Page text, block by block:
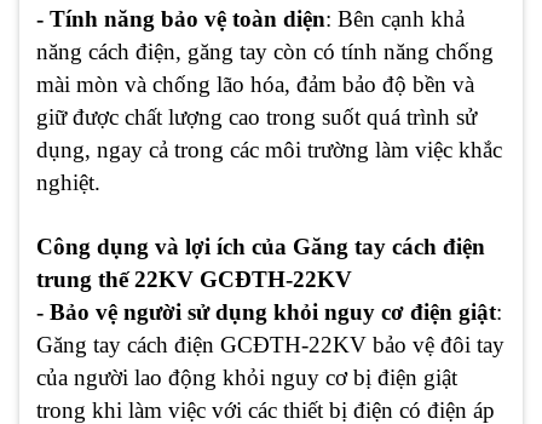
- Tính năng bảo vệ toàn diện: Bên cạnh khả
năng cách điện, găng tay còn có tính năng chống
mài mòn và chống lão hóa, đảm bảo độ bền và
giữ được chất lượng cao trong suốt quá trình sử
dụng, ngay cả trong các môi trường làm việc khắc
nghiệt.
Công dụng và lợi ích của Găng tay cách điện
trung thế 22KV GCĐTH-22KV
- Bảo vệ người sử dụng khỏi nguy cơ điện giật:
Găng tay cách điện GCĐTH-22KV bảo vệ đôi tay
của người lao động khỏi nguy cơ bị điện giật
trong khi làm việc với các thiết bị điện có điện áp